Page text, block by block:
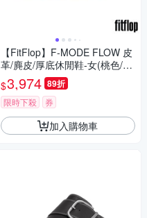
【FitFlop】F-MODE FLOW 皮
革/麂皮/厚底休閒鞋-女(桃色/法
國藍混色)
$3,974 89折
限時下殺 券
加入購物車